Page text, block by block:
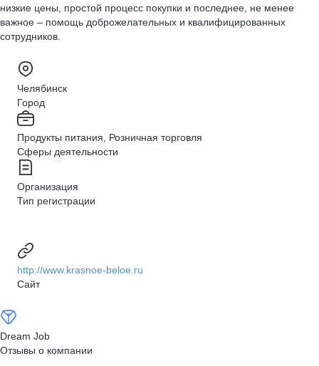
низкие цены, простой процесс покупки и последнее, не менее
важное – помощь доброжелательных и квалифицированных
сотрудников.
Челябинск
Город
Продукты питания, Розничная торговля
Сферы деятельности
Организация
Тип регистрации
http://www.krasnoe-beloe.ru
Сайт
Dream Job
Отзывы о компании